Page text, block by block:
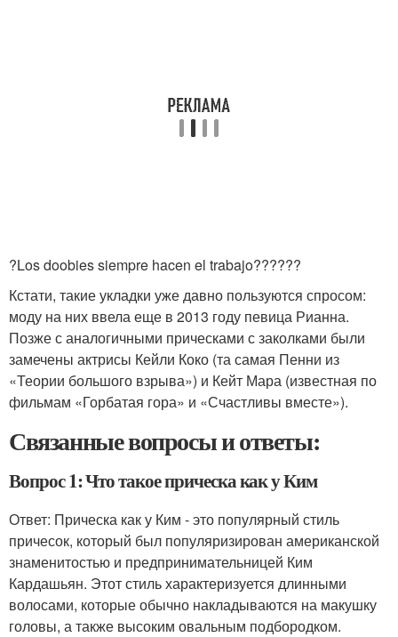
?Los doobies siempre hacen el trabajo??????
Кстати, такие укладки уже давно пользуются спросом:
моду на них ввела еще в 2013 году певица Рианна.
Позже с аналогичными прическами с заколками были
замечены актрисы Кейли Коко (та самая Пенни из
«Теории большого взрыва») и Кейт Мара (известная по
фильмам «Горбатая гора» и «Счастливы вместе»).
Связанные вопросы и ответы:
Вопрос 1: Что такое прическа как у Ким
Ответ: Прическа как у Ким - это популярный стиль
причесок, который был популяризирован американской
знаменитостью и предпринимательницей Ким
Кардашьян. Этот стиль характеризуется длинными
волосами, которые обычно накладываются на макушку
головы, а также высоким овальным подбородком.